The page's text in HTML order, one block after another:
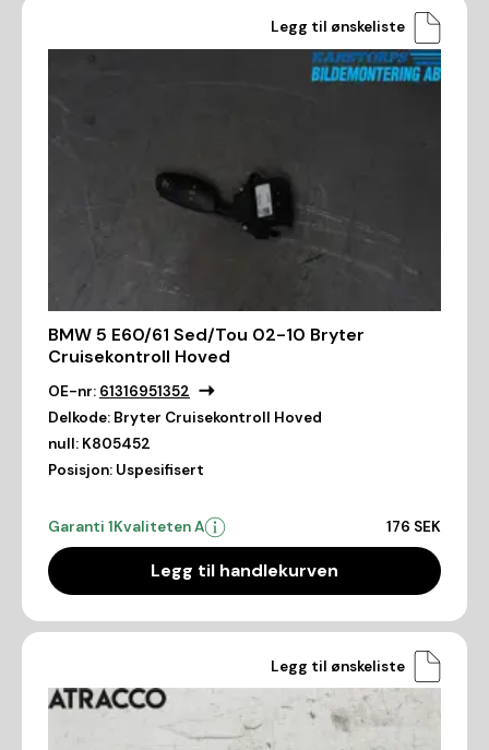
Legg til ønskeliste
BMW 5 E60/61 Sed/Tou 02-10 Bryter
Cruisekontroll Hoved
OE-nr: 61316951352
Delkode: Bryter Cruisekontroll Hoved
null: K805452
Posisjon: Uspesifisert
Garanti 1Kvaliteten A 176 SEK
Legg til handlekurven
Legg til ønskeliste